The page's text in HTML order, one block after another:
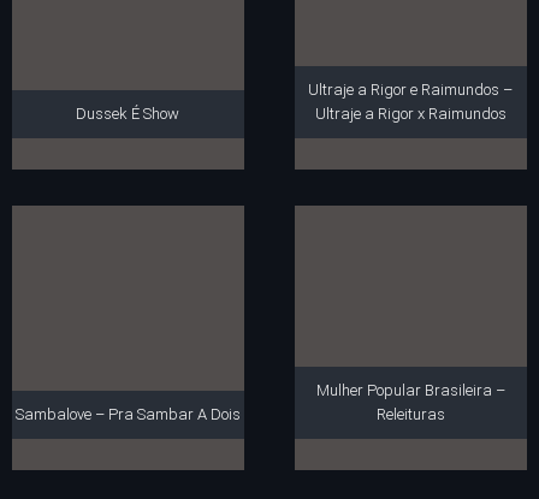
Dussek É Show
Ultraje a Rigor e Raimundos –
Ultraje a Rigor x Raimundos
Sambalove – Pra Sambar A Dois
Mulher Popular Brasileira –
Releituras